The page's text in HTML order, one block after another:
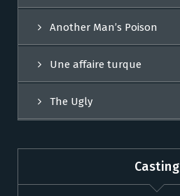
Another Man’s Poison
Une affaire turque
The Ugly
Casting